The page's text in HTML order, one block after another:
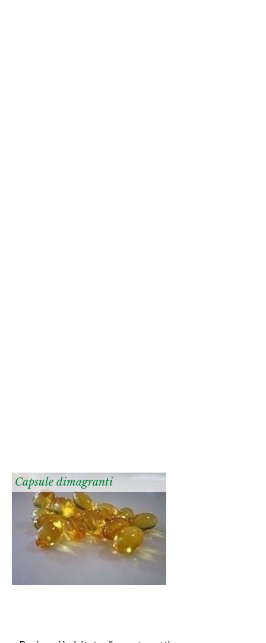
Capsule dimagranti